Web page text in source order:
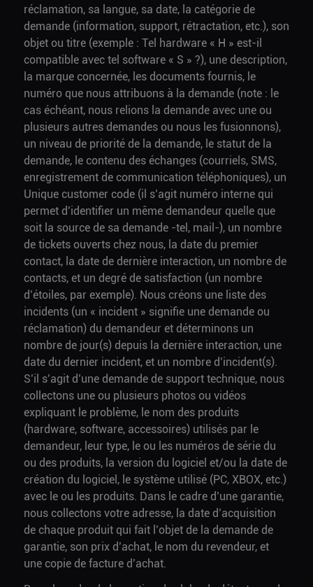
réclamation, sa langue, sa date, la catégorie de
demande (information, support, rétractation, etc.), son
objet ou titre (exemple : Tel hardware « H » est-il
compatible avec tel software « S » ?), une description,
la marque concernée, les documents fournis, le
numéro que nous attribuons à la demande (note : le
cas échéant, nous relions la demande avec une ou
plusieurs autres demandes ou nous les fusionnons),
un niveau de priorité de la demande, le statut de la
demande, le contenu des échanges (courriels, SMS,
enregistrement de communication téléphoniques), un
Unique customer code (il s’agit numéro interne qui
permet d’identifier un même demandeur quelle que
soit la source de sa demande -tel, mail-), un nombre
de tickets ouverts chez nous, la date du premier
contact, la date de dernière interaction, un nombre de
contacts, et un degré de satisfaction (un nombre
d’étoiles, par exemple). Nous créons une liste des
incidents (un « incident » signifie une demande ou
réclamation) du demandeur et déterminons un
nombre de jour(s) depuis la dernière interaction, une
date du dernier incident, et un nombre d’incident(s).
S’il s’agit d’une demande de support technique, nous
collectons une ou plusieurs photos ou vidéos
expliquant le problème, le nom des produits
(hardware, software, accessoires) utilisés par le
demandeur, leur type, le ou les numéros de série du
ou des produits, la version du logiciel et/ou la date de
création du logiciel, le système utilisé (PC, XBOX, etc.)
avec le ou les produits. Dans le cadre d’une garantie,
nous collectons votre adresse, la date d’acquisition
de chaque produit qui fait l’objet de la demande de
garantie, son prix d’achat, le nom du revendeur, et
une copie de facture d’achat.